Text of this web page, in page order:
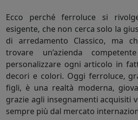
Ecco perché ferroluce si
esigente, che non cerca solo la
di arredamento Classico, ma
trovare un’azienda
personalizzare ogni articolo in
decori e colori. Oggi ferroluce,
figli, è una realtà moderna,
grazie agli insegnamenti acquisiti
sempre più dal mercato